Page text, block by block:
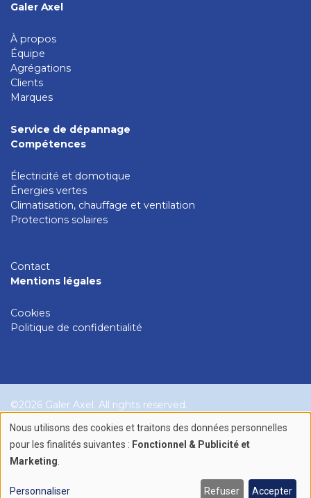
Galer Axel
À propos
Équipe
Agrégations
Clients
Marques
Service de dépannage
Compétences
Électricité et domotique
Énergies vertes
Climatisation, chauffage et ventilation
Protections solaires
Contact
Mentions légales
Cookies
Politique de confidentialité
©2026 Galer Axel. All rights reserved.
Création site internet par
Use
of
personal
Nous utilisons des cookies et traitons des données personnelles
pour les finalités suivantes : Fonctionnel & Publicité et
Marketing
Personnaliser Refuser Accepter